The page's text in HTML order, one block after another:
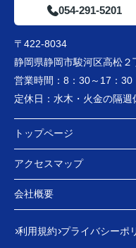
054-291-5201
〒422-8034
静岡県静岡市駿河区高松
営業時間： 8：30～17：30
定休日： 水木・火金の隔週
トップページ
アクセスマップ
会社概要
利用規約 プライバシーポ